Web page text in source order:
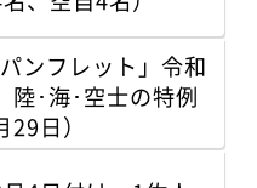
ンフレット」令和
･海･空士の特例
日）